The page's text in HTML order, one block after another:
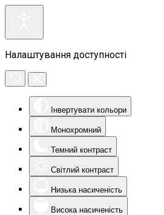
Налаштування доступності
Інвертувати кольори
Монохромний
Темний контраст
Світлий контраст
Низька насиченість
Висока насиченість